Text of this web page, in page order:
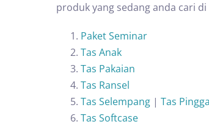
produk yang sedang anda cari di
Paket Seminar
Tas Anak
Tas Pakaian
Tas Ransel
Tas Selempang | Tas
Tas Softcase